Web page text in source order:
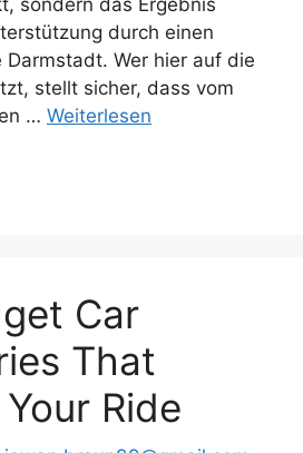
durch einen
Darmstadt. Wer hier auf die
stellt sicher, dass vom
… Weiterlesen
Car
That
Ride